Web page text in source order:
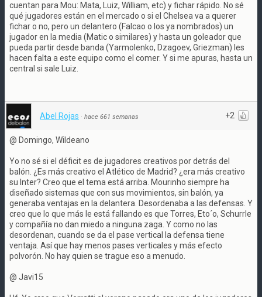
cuentan para Mou: Mata, Luiz, William, etc) y fichar rápido. No sé
qué jugadores están en el mercado o si el Chelsea va a querer
fichar o no, pero un delantero (Falcao o los ya nombrados) un
jugador en la media (Matic o similares) y hasta un goleador que
pueda partir desde banda (Yarmolenko, Dzagoev, Griezman) les
hacen falta a este equipo como el comer. Y si me apuras, hasta un
central si sale Luiz.
+2
Abel Rojas · hace 661 semanas
@ Domingo, Wildeano
Yo no sé si el déficit es de jugadores creativos por detrás del
balón. ¿Es más creativo el Atlético de Madrid? ¿era más creativo
su Inter? Creo que el tema está arriba. Mourinho siempre ha
diseñado sistemas que con sus movimientos, sin balón, ya
generaba ventajas en la delantera. Desordenaba a las defensas. Y
creo que lo que más le está fallando es que Torres, Eto´o, Schurrle
y compañía no dan miedo a ninguna zaga. Y como no las
desordenan, cuando se da el pase vertical la defensa tiene
ventaja. Así que hay menos pases verticales y más efecto
polvorón. No hay quien se trague eso a menudo.
@ Javi15